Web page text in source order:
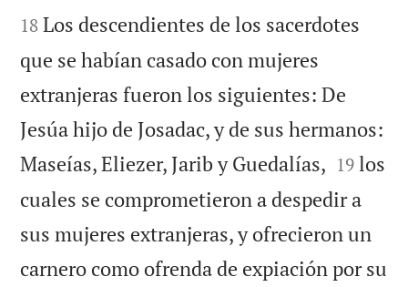


18 Los descendientes de los sacerdotes
que se habían casado con mujeres
extranjeras fueron los siguientes: De
Jesúa hijo de Josadac, y de sus hermanos:
Maseías, Eliezer, Jarib y Guedalías, 

19 los
cuales se comprometieron a despedir a
sus mujeres extranjeras, y ofrecieron un
carnero como ofrenda de expiación por su